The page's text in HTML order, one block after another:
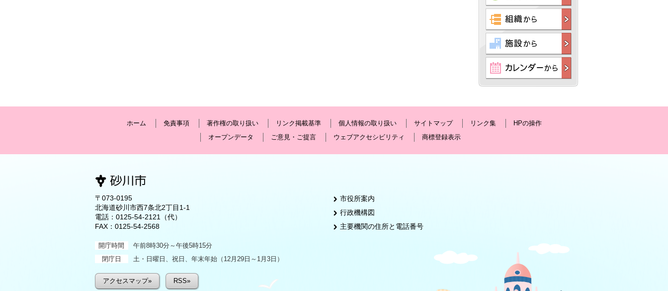
ホーム 免責事項 著作権の取り扱い リンク掲載基準 個人情報の取り扱い サイトマップ リンク集
HPの操作
オープンデータ
ご意見・ご提言 ウェブアクセシビリティ 商標登録表示
〒073-0195
北海道砂川市西7条北2丁目1-1
電話： 0125-54-2121
（代）
FAX：0125-54-2568
開庁時間
午前8時30分～午後5時15分
閉庁日
土・日曜日、祝日、年末年始（12月29日～1月3日）
アクセスマップ» RSS»
市役所案内
行政機構図
主要機関の住所と電話番号